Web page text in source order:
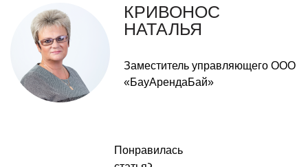
КРИВОНОС
НАТАЛЬЯ
Заместитель управляющего ООО
«БауАрендаБай»
Понравилась